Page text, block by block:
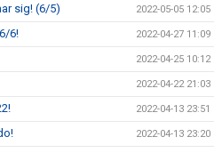
sig! (6/5) 2022-05-05 12:05
6! 2022-04-27 11:09
2022-04-25 10:12
2022-04-22 21:03
2022-04-13 23:51
2022-04-13 23:20